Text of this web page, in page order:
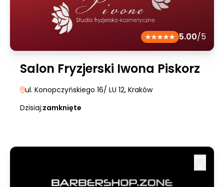
5.00/5
Salon Fryzjerski Iwona Piskorz
ul. Konopczyńskiego 16/ LU 12, Kraków
Dzisiaj:zamknięte